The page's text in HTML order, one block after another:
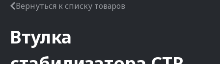
Вернуться к списку товаров
Втулка